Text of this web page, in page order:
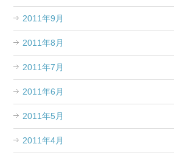
2011年9月
2011年8月
2011年7月
2011年6月
2011年5月
2011年4月